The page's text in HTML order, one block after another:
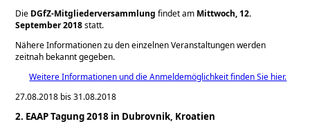
Die DGfZ-Mitgliederversammlung findet am Mittwoch, 12.
September 2018statt.
Nähere Informationen zu den einzelnen Veranstaltungen werden
zeitnah bekannt gegeben.
Weitere Informationen und die Anmeldemöglichkeit finden Sie hier.
27.08.2018 bis 31.08.2018
2. EAAP Tagung 2018 in Dubrovnik, Kroatien